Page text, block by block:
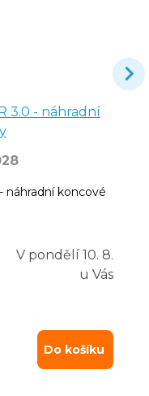
3.0 - náhradní
náhradní koncové
V pondělí 10. 8.
u Vás
Do košíku